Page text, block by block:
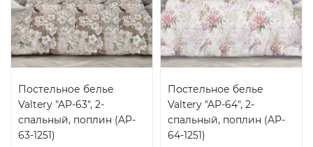
Постельное белье
Valtery "AP-63", 2-
спальный, поплин (AP-
63-1251)
Постельное белье
Valtery "AP-64", 2-
спальный, поплин (AP-
64-1251)